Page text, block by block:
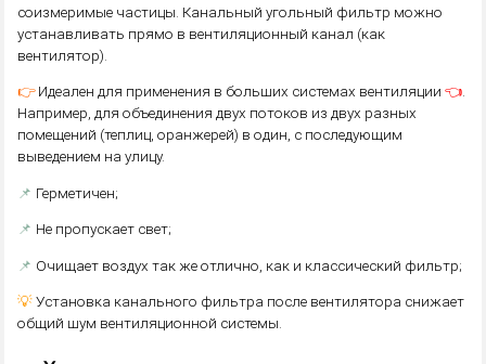
соизмеримые частицы. Канальный угольный фильтр можно
устанавливать прямо в вентиляционный канал (как
вентилятор).
👉Идеален для применения в больших системах вентиляции👈
Например, для объединения двух потоков из двух разных
помещений (теплиц, оранжерей) в один, с последующим
выведением на улицу.
📌 Герметичен;
📌 Не пропускает свет;
📌 Очищает воздух так же отлично, как и классический фильтр;
💡Установка канального фильтра после вентилятора снижает
общий шум вентиляционной системы.